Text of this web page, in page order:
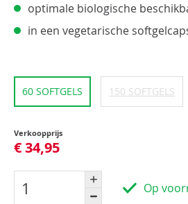
optimale biologische
in een vegetarische
60 SOFTGELS 150 SOFTGELS
Verkoopprijs
€ 34,95
Op